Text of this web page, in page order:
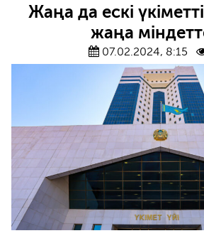
Жаңа да ескі
жаңа
07.02.2024, 8:15